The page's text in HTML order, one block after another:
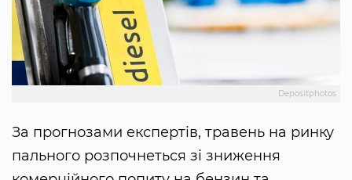
Depositphotos
За прогнозами експертів, травень на ринку
пального розпочнеться зі зниження